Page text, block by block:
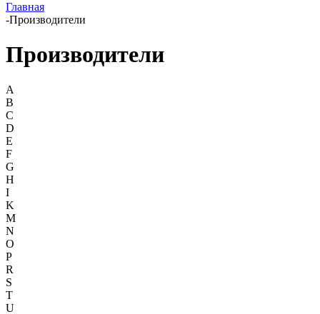
Главная
-Производители
Производители
A
B
C
D
E
F
G
H
I
K
M
N
O
P
R
S
T
U